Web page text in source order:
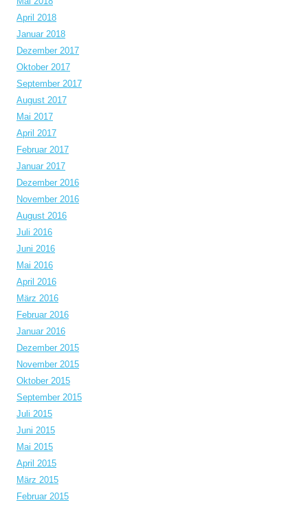
April 2018
Januar 2018
Dezember 2017
Oktober 2017
September 2017
August 2017
Mai 2017
April 2017
Februar 2017
Januar 2017
Dezember 2016
November 2016
August 2016
Juli 2016
Juni 2016
Mai 2016
April 2016
März 2016
Februar 2016
Januar 2016
Dezember 2015
November 2015
Oktober 2015
September 2015
Juli 2015
Juni 2015
Mai 2015
April 2015
März 2015
Februar 2015